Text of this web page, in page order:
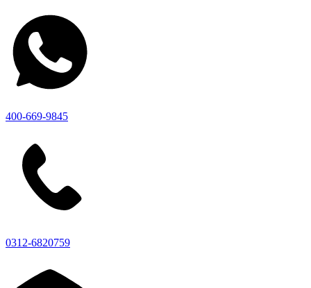
400-669-9845
0312-6820759